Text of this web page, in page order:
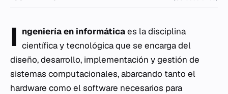
I ngeniería en informáticaes la disciplina
científica y tecnológica que se encarga del
diseño, desarrollo, implementación y gestión de
sistemas computacionales, abarcando tanto el
hardware como el software necesarios para